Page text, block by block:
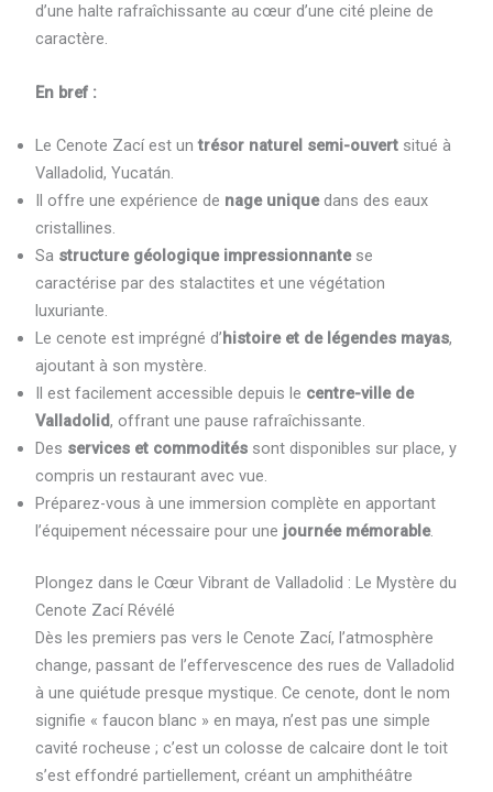
d’une halte rafraîchissante au cœur d’une cité pleine de
caractère.
En bref :
Le Cenote Zací est untrésor naturel semi-ouvertsitué à
Valladolid, Yucatán.
Il offre une expérience de nage uniquedans des eaux
cristallines.
Sa structure géologique impressionnantese
caractérise par des stalactites et une végétation
luxuriante.
Le cenote est imprégné d’histoire et de légendes mayas,
ajoutant à son mystère.
Il est facilement accessible depuis le centre-ville de
Valladolid, offrant une pause rafraîchissante.
Des services et commoditéssont disponibles sur place, y
compris un restaurant avec vue.
Préparez-vous à une immersion complète en apportant
l’équipement nécessaire pour une journée mémorable.
Plongez dans le Cœur Vibrant de Valladolid : Le Mystère du
Cenote Zací Révélé
Dès les premiers pas vers le Cenote Zací, l’atmosphère
change, passant de l’effervescence des rues de Valladolid
à une quiétude presque mystique. Ce cenote, dont le nom
signifie « faucon blanc » en maya, n’est pas une simple
cavité rocheuse ; c’est un colosse de calcaire dont le toit
s’est effondré partiellement, créant un amphithéâtre